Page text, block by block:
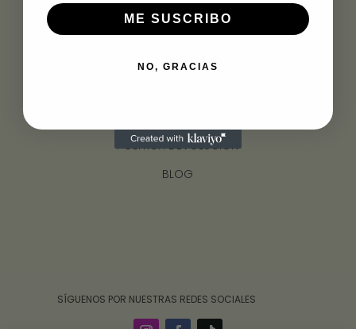
INFORMACIÓN
ENVÍOS
POLÍTICA DEVOLUCIÓN
BLOG
‎ ‎ ‎ ‎ ‎ ‎‎ ‎ SÍGUENOS POR NUESTRAS REDES SOCIALES
ME SUSCRIBO
NO, GRACIAS